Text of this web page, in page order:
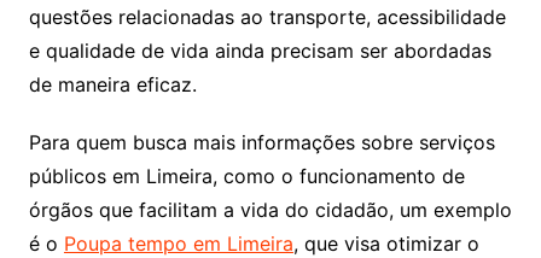
questões relacionadas ao transporte, acessibilidade
e qualidade de vida ainda precisam ser abordadas
de maneira eficaz.
Para quem busca mais informações sobre serviços
públicos em Limeira, como o funcionamento de
órgãos que facilitam a vida do cidadão, um exemplo
é o Poupa tempo em Limeira, que visa otimizar o